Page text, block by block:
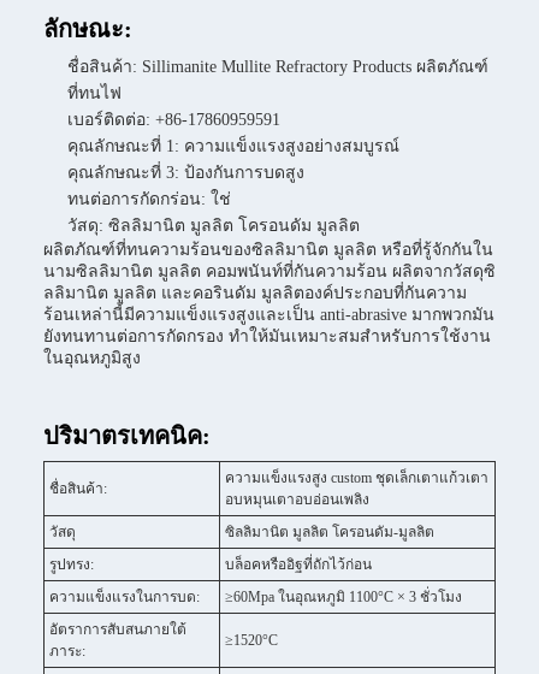
ลักษณะ:
ชื่อสินค้า: Sillimanite Mullite Refractory Products ผลิตภัณฑ์
ที่ทนไฟ
เบอร์ติดต่อ: +86-17860959591
คุณลักษณะที่ 1: ความแข็งแรงสูงอย่างสมบูรณ์
คุณลักษณะที่ 3: ป้องกันการบดสูง
ทนต่อการกัดกร่อน: ใช่
วัสดุ: ซิลลิมานิต มูลลิต โครอนดัม มูลลิต
ผลิตภัณฑ์ที่ทนความร้อนของซิลลิมานิต มูลลิต หรือที่รู้จักกันใน
นามซิลลิมานิต มูลลิต คอมพนันท์ที่กันความร้อน ผลิตจากวัสดุซิ
ลลิมานิต มูลลิต และคอรินดัม มูลลิตองค์ประกอบที่กันความ
ร้อนเหล่านี้มีความแข็งแรงสูงและเป็น anti-abrasive มากพวกมัน
ยังทนทานต่อการกัดกรอง ทําให้มันเหมาะสมสําหรับการใช้งาน
ในอุณหภูมิสูง
ปริมาตรเทคนิค:
ชื่อสินค้า:
ความแข็งแรงสูง custom ชุดเล็กเตาแก้วเตา
อบหมุนเตาอบอ่อนเพลิง
วัสดุ
ซิลลิมานิต มูลลิต โครอนดัม-มูลลิต
รูปทรง:
บล็อคหรืออิฐที่ถักไว้ก่อน
ความแข็งแรงในการบด:
≥60Mpa ในอุณหภูมิ 1100°C × 3 ชั่วโมง
อัตราการสับสนภายใต้
ภาระ:
≥1520°C